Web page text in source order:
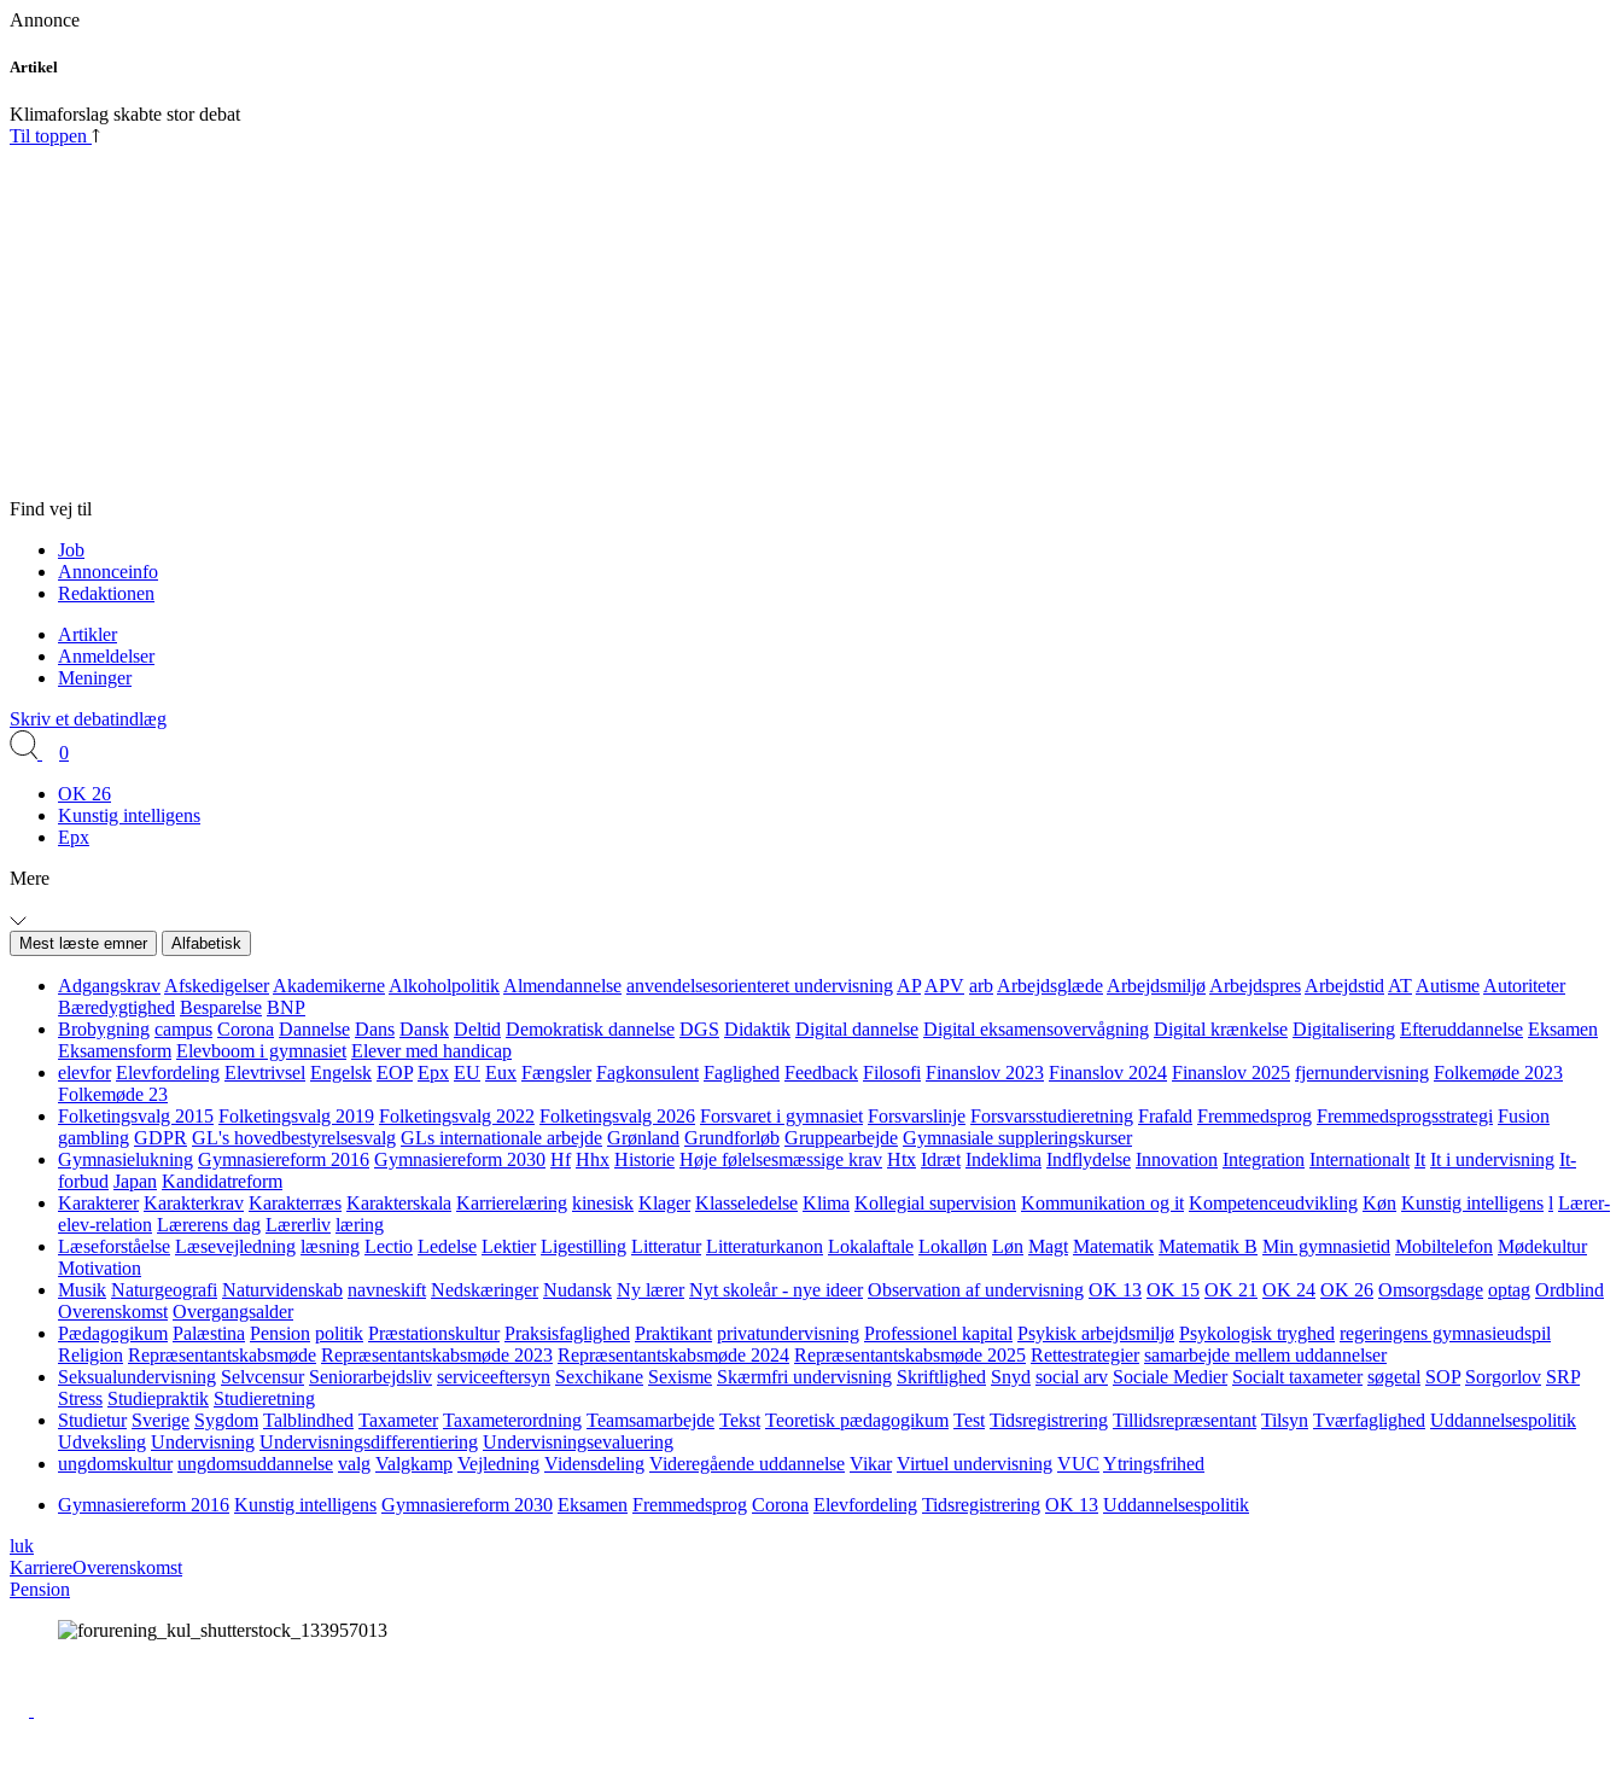
Annonce
Skip
content
Artikel
Klimaforslag skabte stor debat
Til toppen
Find vej til
Job
Annonceinfo
Redaktionen
Artikler
Anmeldelser
Meninger
Skriv et debatindlæg
0
OK 26
Kunstig intelligens
Epx
Mere
Mest læste emner Alfabetisk
Adgangskrav Afskedigelser Akademikerne Alkoholpolitik Almendannelse anvendelsesorienteret undervisning AP APV arb Arbejdsglæde Arbejdsmiljø Arbejdspres Arbejdstid AT Autisme Autoriteter
Bæredygtighed Besparelse BNP
Brobygning campus Corona Dannelse Dans Dansk Deltid Demokratisk dannelse DGS Didaktik Digital dannelse Digital eksamensovervågning Digital krænkelse Digitalisering Efteruddannelse Eksamen
Eksamensform Elevboom i gymnasiet Elever med handicap
elevfor Elevfordeling Elevtrivsel Engelsk EOP Epx EU Eux Fængsler Fagkonsulent Faglighed Feedback Filosofi Finanslov 2023 Finanslov 2024 Finanslov 2025 fjernundervisning Folkemøde 2023
Folkemøde 23
Folketingsvalg 2015 Folketingsvalg 2019 Folketingsvalg 2022 Folketingsvalg 2026 Forsvaret i gymnasiet Forsvarslinje Forsvarsstudieretning Frafald Fremmedsprog Fremmedsprogsstrategi Fusion
gambling GDPR GL's hovedbestyrelsesvalg GLs internationale arbejde Grønland Grundforløb Gruppearbejde Gymnasiale suppleringskurser
Gymnasielukning Gymnasiereform 2016 Gymnasiereform 2030 Hf Hhx Historie Høje følelsesmæssige krav Htx Idræt Indeklima Indflydelse Innovation Integration Internationalt It It i undervisning It-
forbud Japan Kandidatreform
Karakterer Karakterkrav Karakterræs Karakterskala Karrierelæring kinesisk Klager Klasseledelse Klima Kollegial supervision Kommunikation og it Kompetenceudvikling Køn Kunstig intelligens l Lærer-
elev-relation Lærerens dag Lærerliv læring
Læseforståelse Læsevejledning læsning Lectio Ledelse Lektier Ligestilling Litteratur Litteraturkanon Lokalaftale Lokalløn Løn Magt Matematik Matematik B Min gymnasietid Mobiltelefon Mødekultur
Motivation
Musik Naturgeografi Naturvidenskab navneskift Nedskæringer Nudansk Ny lærer Nyt skoleår - nye ideer Observation af undervisning OK 13 OK 15 OK 21 OK 24 OK 26 Omsorgsdage optag Ordblind
Overenskomst Overgangsalder
Pædagogikum Palæstina Pension politik Præstationskultur Praksisfaglighed Praktikant privatundervisning Professionel kapital Psykisk arbejdsmiljø Psykologisk tryghed regeringens gymnasieudspil
Religion Repræsentantskabsmøde Repræsentantskabsmøde 2023 Repræsentantskabsmøde 2024 Repræsentantskabsmøde 2025 Rettestrategier samarbejde mellem uddannelser
Seksualundervisning Selvcensur Seniorarbejdsliv serviceeftersyn Sexchikane Sexisme Skærmfri undervisning Skriftlighed Snyd social arv Sociale Medier Socialt taxameter søgetal SOP Sorgorlov SRP
Stress Studiepraktik Studieretning
Studietur Sverige Sygdom Talblindhed Taxameter Taxameterordning Teamsamarbejde Tekst Teoretisk pædagogikum Test Tidsregistrering Tillidsrepræsentant Tilsyn Tværfaglighed Uddannelsespolitik
Udveksling Undervisning Undervisningsdifferentiering Undervisningsevaluering
ungdomskultur ungdomsuddannelse valg Valgkamp Vejledning Vidensdeling Videregående uddannelse Vikar Virtuel undervisning VUC Ytringsfrihed
Gymnasiereform 2016 Kunstig intelligens Gymnasiereform 2030 Eksamen Fremmedsprog Corona Elevfordeling Tidsregistrering OK 13 Uddannelsespolitik
luk
KarriereOverenskomst
Pension